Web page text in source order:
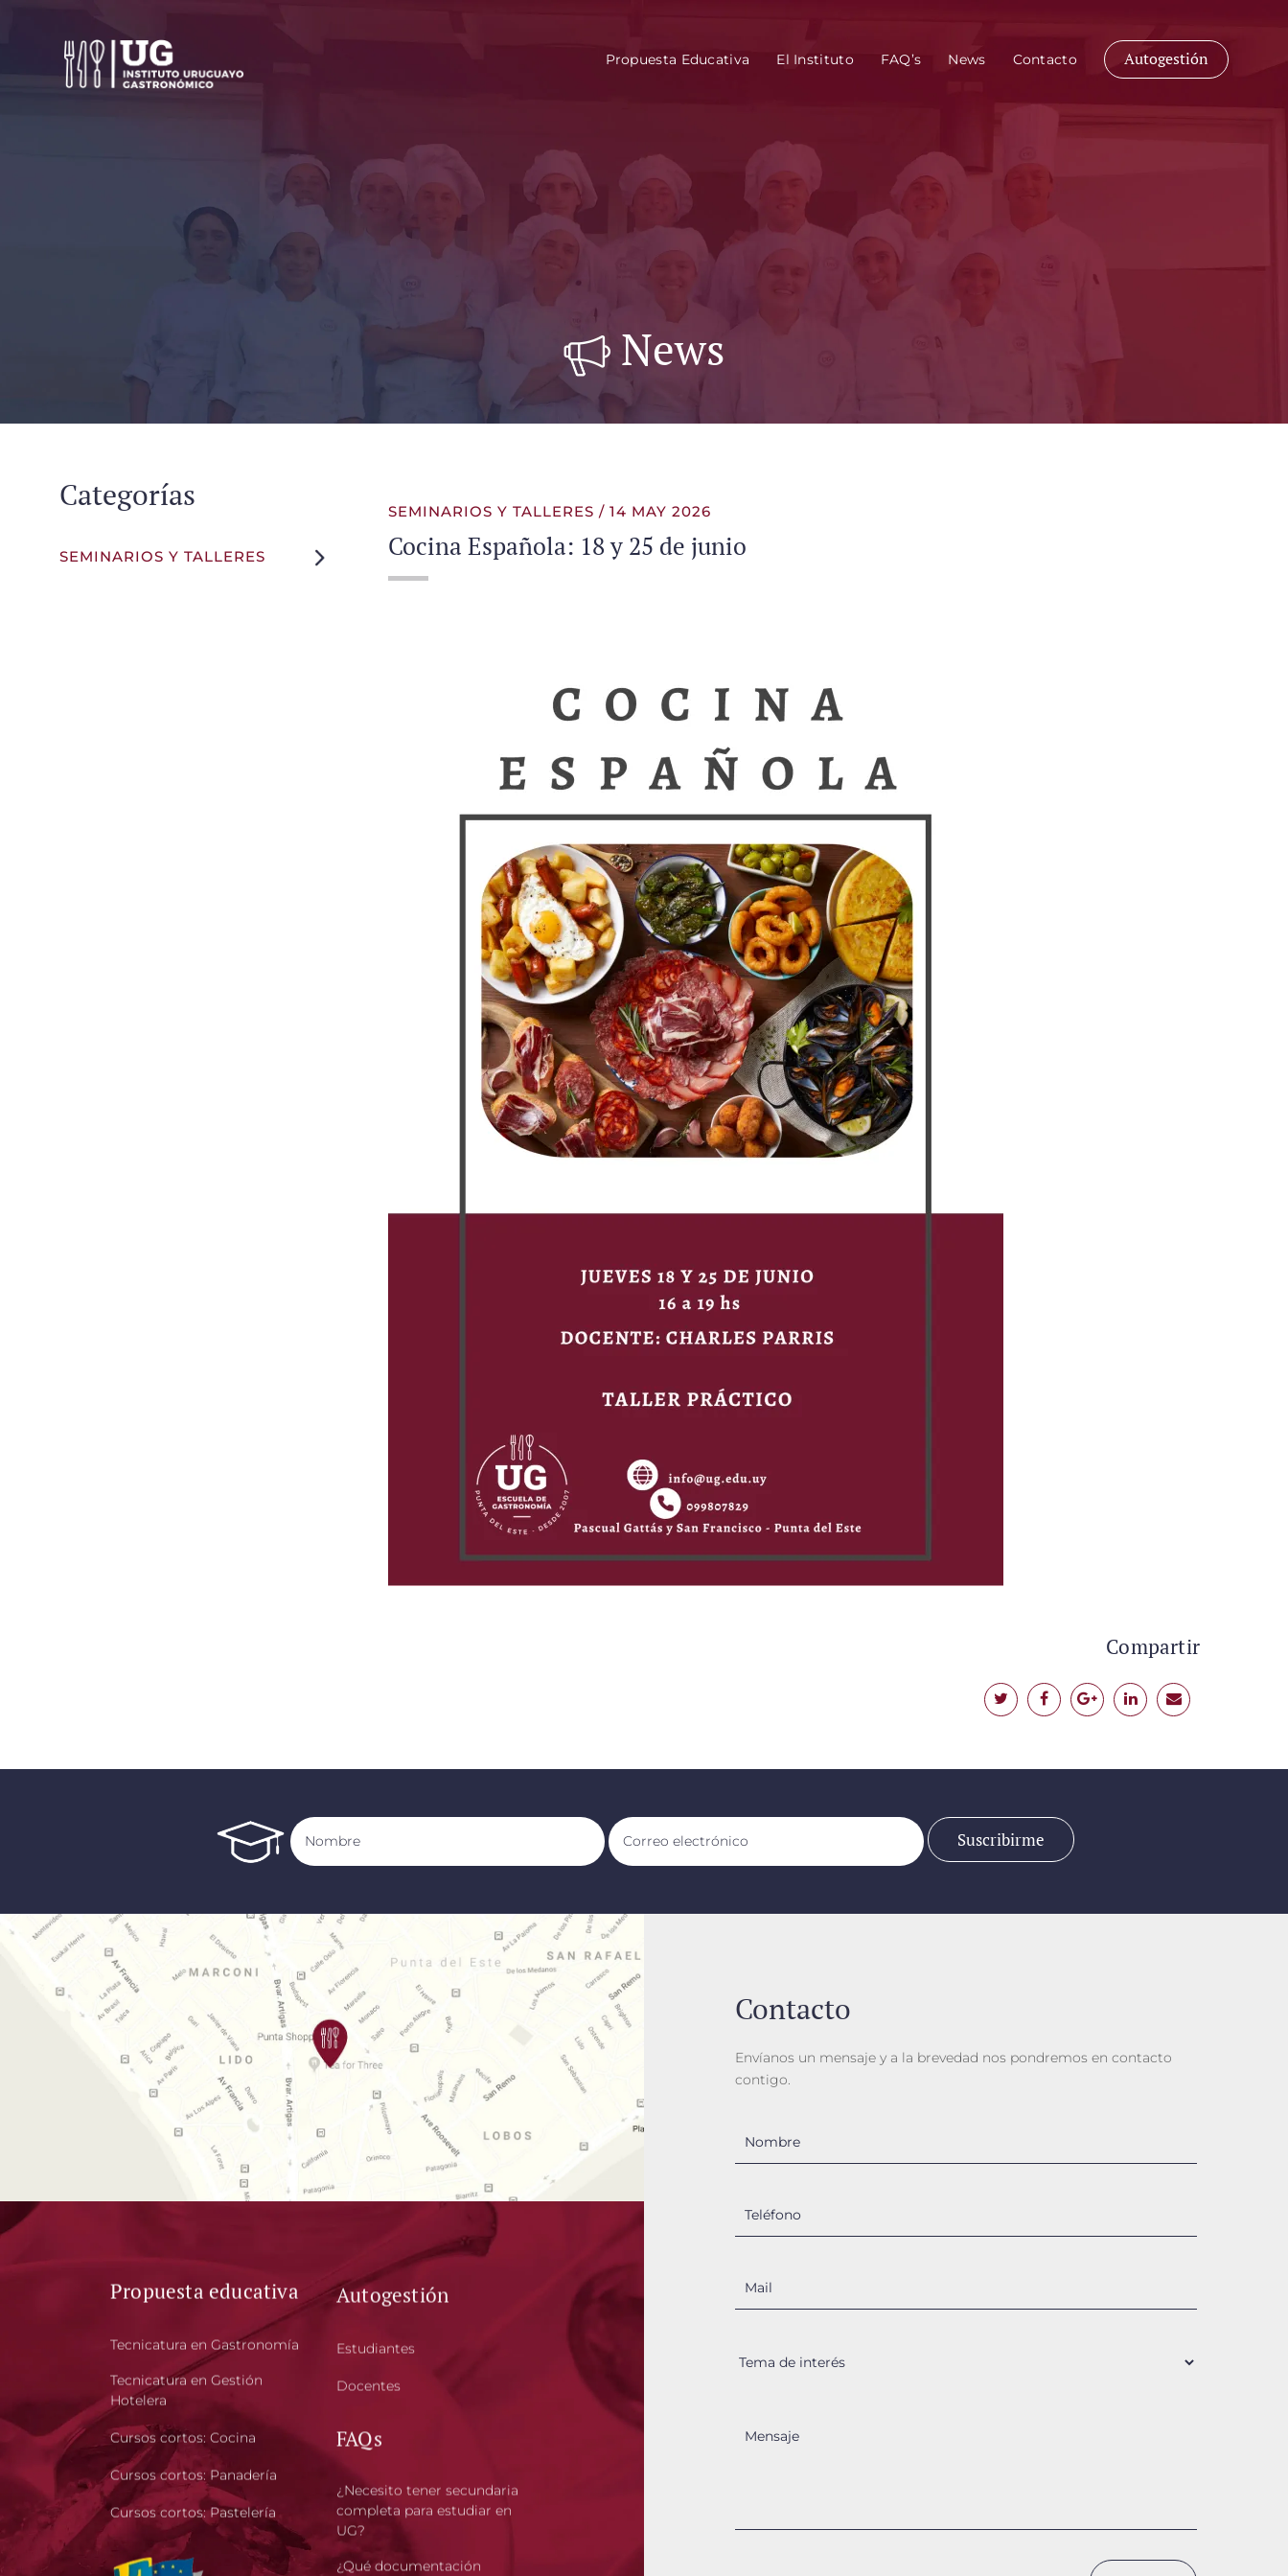
Propuesta Educativa El Instituto FAQ’s News Contacto Autogestión
News
Categorías
SEMINARIOS Y TALLERES
SEMINARIOS Y TALLERES / 14 MAY 2026
Cocina Española: 18 y 25 de junio
Compartir
Propuesta educativa
Tecnicatura en Gastronomía
Tecnicatura en Gestión
Hotelera
Cursos cortos: Cocina
Cursos cortos: Panadería
Cursos cortos: Pastelería
Autogestión
Estudiantes
Docentes
FAQs
¿Necesito tener secundaria
completa para estudiar en
UG?
¿Qué documentación
Contacto
Envíanos un mensaje y a la brevedad nos pondremos en contacto
contigo.